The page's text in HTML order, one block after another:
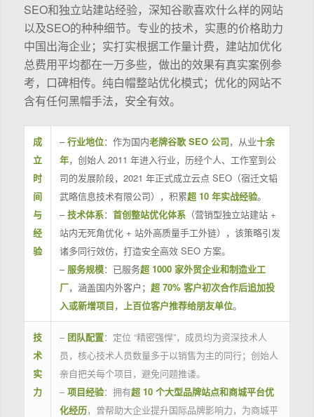
SEO和独立站建站经验，深知谷歌喜欢什么样的网站
以及SEO的种种细节。专业的技术，实惠的价格助力
中国出海企业；实打实根据工作量计费，建站加优化
总费用平均都在一万多些，做出的效果有真实案例参
考，口碑相传。纯白帽整站优化模式；优化的网站不
含有任何黑帽手法，安全有效。
成
立
时
间
与
经
验
–行业地位：作为国内老牌谷歌 SEO 公司，从业十余
年，创始人 2011 年进入行业，历经个人、工作室到公
司的发展阶段，2021 年正式成立云点 SEO（宿迁文韬
武略信息技术有限公司），积累超 10 年实战经验。
–技术体系： 首创整站优化体系（营销型独立站建站 +
站内无死角优化 + 站外高质量手工外链），该策略引发
诸多同行效仿，打造安全高效 SEO 方案。
– 服务规模：已服务超 1000 家外贸企业和制造业工
厂，涵盖国内外客户； 超 70% 客户初次合作后追加投
入或新增项目， 上百位客户推荐给朋友单位。
技
术
实
力
– 团队配置：定位 “精密强悍”，成员均为资深技术人
员，核心技术人员数量多于以销售为主的同行；创始人
亲自把关每个项目，避免问题推诿。
– 项目经验：拥有超 10 个大型品牌站点和商城平台优
化经历，曾帮助大企业提升国际品牌影响力，为商城平